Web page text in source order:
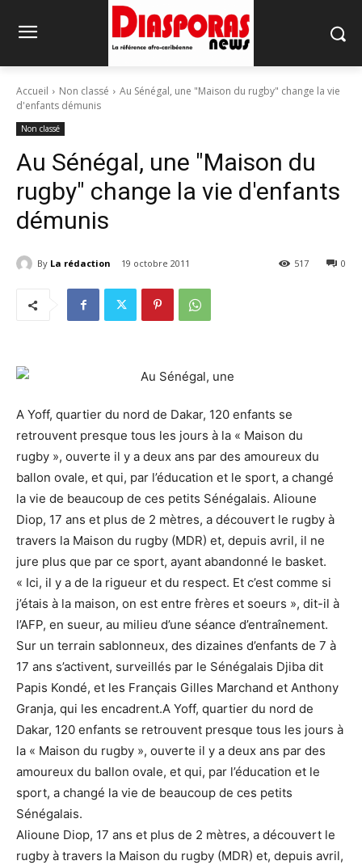
Accueil Non classé
Au Sénégal, une "Maison du rugby" change la vie
d'enfants démunis
Non classé
Au Sénégal, une "Maison du
rugby" change la vie d'enfants
démunis
By La rédaction 19 octobre 2011 0
517
A Yoff, quartier du nord de Dakar, 120 enfants se
retrouvent presque tous les jours à la « Maison du
rugby », ouverte il y a deux ans par des amoureux du
ballon ovale, et qui, par l’éducation et le sport, a changé
la vie de beaucoup de ces petits Sénégalais. Alioune
Diop, 17 ans et plus de 2 mètres, a découvert le rugby à
travers la Maison du rugby (MDR) et, depuis avril, il ne
jure plus que par ce sport, ayant abandonné le basket.
« Ici, il y a de la rigueur et du respect. Et c’est comme si
j’étais à la maison, on est entre frères et soeurs », dit-il à
l’AFP, en sueur, au milieu d’une séance d’entraînement.
Sur un terrain sablonneux, des dizaines d’enfants de 7 à
17 ans s’activent, surveillés par le Sénégalais Djiba dit
Papis Kondé, et les Français Gilles Marchand et Anthony
Granja, qui les encadrent.A Yoff, quartier du nord de
Dakar, 120 enfants se retrouvent presque tous les jours à
la « Maison du rugby », ouverte il y a deux ans par des
amoureux du ballon ovale, et qui, par l’éducation et le
sport, a changé la vie de beaucoup de ces petits
Sénégalais.
Alioune Diop, 17 ans et plus de 2 mètres, a découvert le
rugby à travers la Maison du rugby (MDR) et, depuis avril,